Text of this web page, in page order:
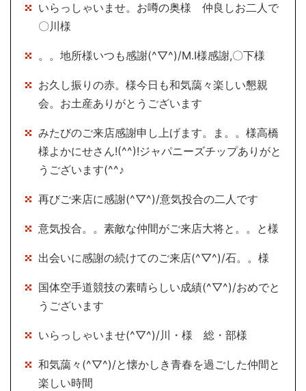
いらっしゃいませ。お噂の奥様 仲良しお二人で
〇川様
。。地所様いつも感謝(^▽^)/M.I様感謝,〇下様
お久し振りの赤。様今日も和気藹々楽しい懇親
会。お土産ありがとうございます
みたびのご来店感謝申し上げます。ま。。様高橋
様よかにせさん!(^^)!ジャパニーズチップありがと
うございます(^^♪
再びご来店に感謝(^▽^)/意気投合の二人です
意気投合。。素敵な仲間がご来店大将と。。と様
出会いに感謝の続けてのご来店(^▽^)/石。。様
国体空手道競技の素晴らしい成績(^▽^)/おめでと
うございます
いらっしゃいませ(^▽^)/川・様 総・部様
和気藹々(^▽^)/と懐かしき青春を過ごした仲間と
楽しい時間